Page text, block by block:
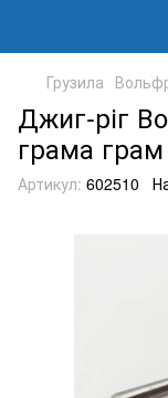
Грузила
Джиг-ріг
грама
Артикул: 602510